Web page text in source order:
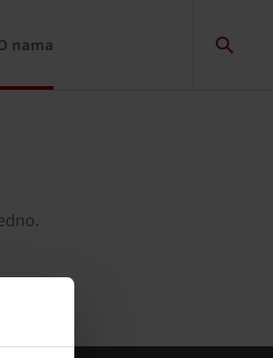
nama